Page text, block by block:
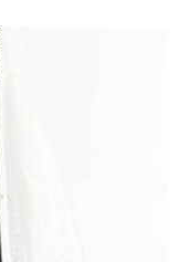
止日，確認付款後即完
確認頁面所載為準。
通過，訂單將自動取
你分期系統評分，恕無
月結算日後寄送繳費提
灣大直營門市／銀行轉
方式。 讓您購物簡單
至「AFTEE先享後付」
帳。